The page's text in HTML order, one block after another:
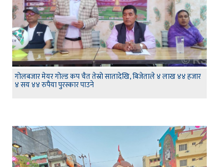
गोलबजार मेयर गोल्ड कप चैत तेस्रो सातादेखि, बिजेताले ४ लाख ४४ हजार
४ सय ४४ रुपैया पुरस्कार पाउने